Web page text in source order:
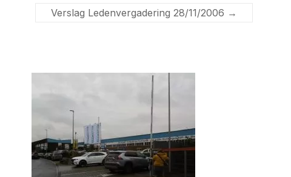
Verslag Ledenvergadering 28/11/2006 →